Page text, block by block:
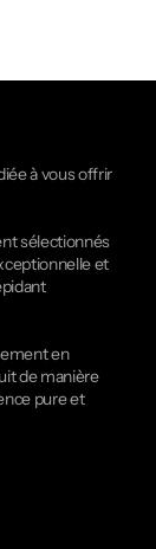
à vous offrir
sélectionnés
et
en
de manière
pure et